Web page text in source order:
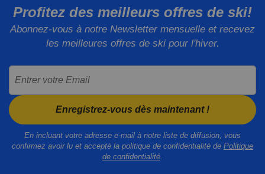
Profitez des meilleurs offres de ski!
Abonnez-vous à notre Newsletter mensuelle et recevez
les meilleures offres de ski pour l'hiver.
Entrer votre Email
Enregistrez-vous dès maintenant !
En incluant votre adresse e-mail à notre liste de diffusion, vous
confirmez avoir lu et accepté la politique de confidentialité de Politique
de confidentialité